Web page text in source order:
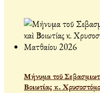
Μήνυμα τοῦ
Βοιωτίας κ.